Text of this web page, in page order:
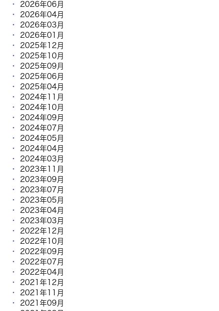
2026年06月
2026年04月
2026年03月
2026年01月
2025年12月
2025年10月
2025年09月
2025年06月
2025年04月
2024年11月
2024年10月
2024年09月
2024年07月
2024年05月
2024年04月
2024年03月
2023年11月
2023年09月
2023年07月
2023年05月
2023年04月
2023年03月
2022年12月
2022年10月
2022年09月
2022年07月
2022年04月
2021年12月
2021年11月
2021年09月